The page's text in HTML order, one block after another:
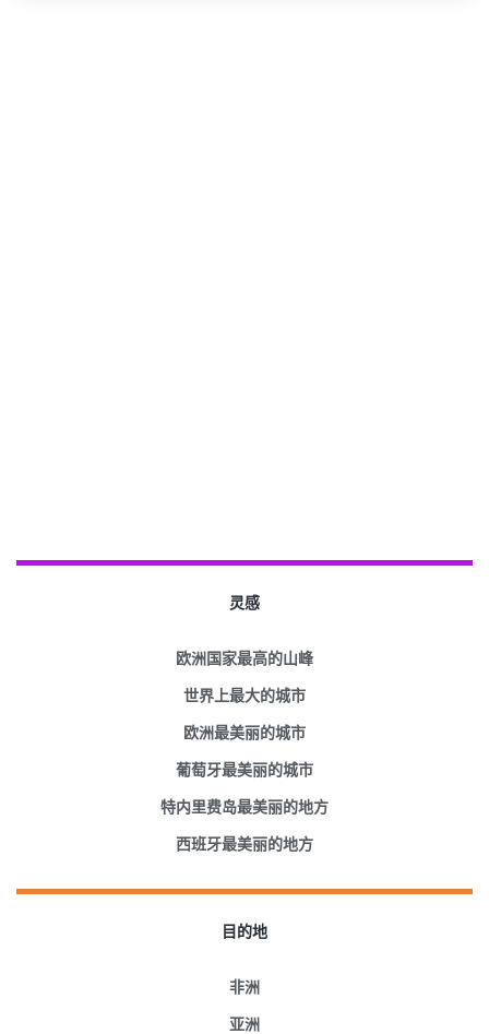
灵感
欧洲国家最高的山峰
世界上最大的城市
欧洲最美丽的城市
葡萄牙最美丽的城市
特内里费岛最美丽的地方
西班牙最美丽的地方
目的地
非洲
亚洲